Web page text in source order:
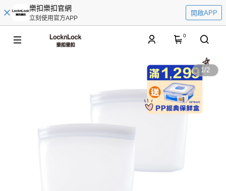
樂扣樂扣官網
立刻使用官方APP
開啟APP
0
1/2